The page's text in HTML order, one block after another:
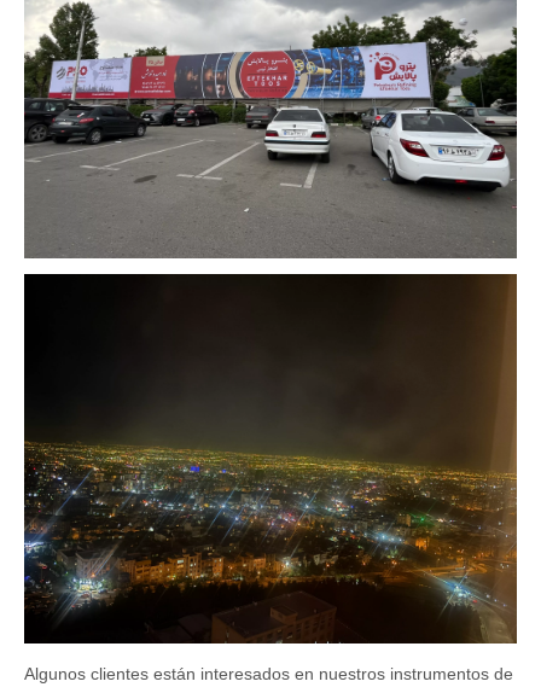
Algunos clientes están interesados ​​en nuestros instrumentos de